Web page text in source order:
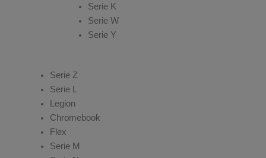
Serie K
Serie W
Serie Y
Serie Z
Serie L
Legion
Chromebook
Flex
Serie M